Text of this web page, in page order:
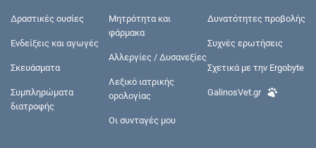
Δραστικές ουσίες
Ενδείξεις και αγωγές
Σκευάσματα
Συμπληρώματα
διατροφής
Μητρότητα και
φάρμακα
Αλλεργίες / Δυσανεξίες
Λεξικό ιατρικής
ορολογίας
Οι συνταγές μου
Δυνατότητες προβολής
Συχνές ερωτήσεις
Σχετικά με την Ergobyte
GalinosVet.gr